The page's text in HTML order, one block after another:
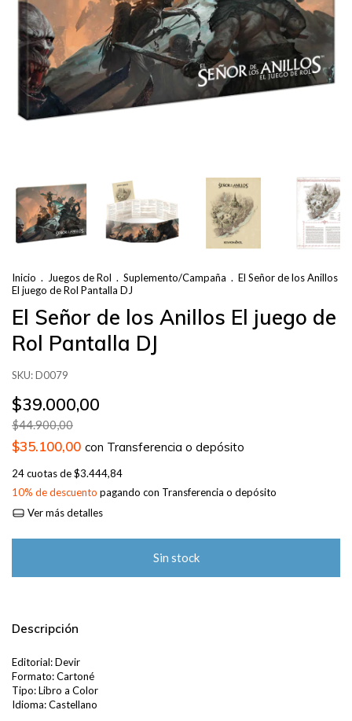
Inicio . Juegos de Rol . Suplemento/Campaña . El Señor de los Anillos
El juego de Rol Pantalla DJ
El Señor de los Anillos El juego de
Rol Pantalla DJ
SKU:D0079
$39.000,00
$44.900,00
$35.100,00 con Transferencia o depósito
24cuotas de$3.444,84
10% de descuento pagando con Transferencia o depósito
Ver más detalles
Descripción
Editorial: Devir
Formato: Cartoné
Tipo: Libro a Color
Idioma: Castellano